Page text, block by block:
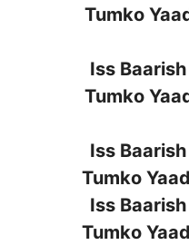
Tumko
Iss
Tumko
Iss
Tumko
Iss
Tumko